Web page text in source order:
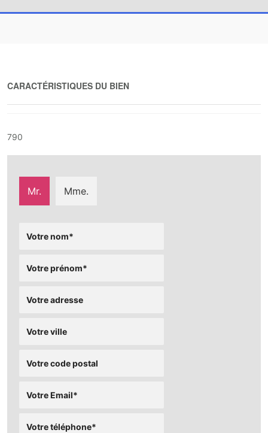
CARACTÉRISTIQUES DU BIEN
790
Mr. Mme.